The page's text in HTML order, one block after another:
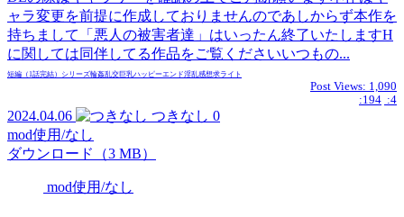
ャラ変更を前提に作成しておりませんのであしからず本作を
持ちまして「悪人の被害者達」はいったん終了いたしますH
に関しては同伴してる作品をご覧くださいいつもの...
短編（1話完結） シリーズ輪姦乱交巨乳ハッピーエンド淫乱感想求ライト
Post Views: 1,090
:194 :4
2024.04.06 つきなし 0
mod使用/なし
ダウンロード（3 MB）
mod使用/なし